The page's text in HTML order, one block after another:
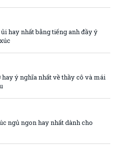
hay nhất bằng tiếng anh đầy ý
ý nghĩa nhất về thầy cô và mái
ngủ ngon hay nhất dành cho